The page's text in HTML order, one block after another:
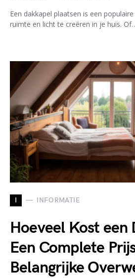
Een dakkapel plaatsen is een
ruimte en licht te creëren in je huis.
I INFORMATIE
Hoeveel Kost een
Een Complete
Belangrijke